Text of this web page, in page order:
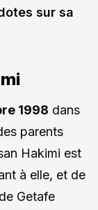
sur sa
1998 dans
parents
Hakimi est
à elle, et de
Getafe